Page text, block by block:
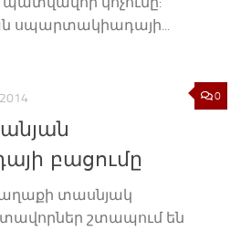
սպարտակիադայի...
0
բացումը
տասնյակ
շտապում են